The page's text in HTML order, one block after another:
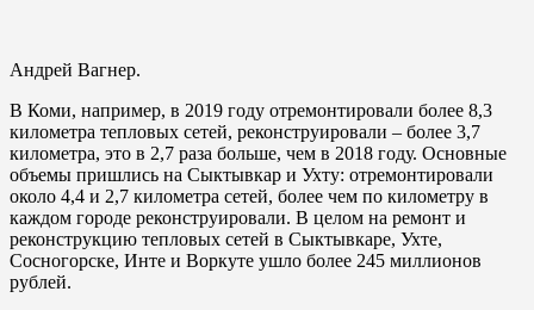
Андрей Вагнер.
В Коми, например, в 2019 году отремонтировали более 8,3
километра тепловых сетей, реконструировали – более 3,7
километра, это в 2,7 раза больше, чем в 2018 году. Основные
объемы пришлись на Сыктывкар и Ухту: отремонтировали
около 4,4 и 2,7 километра сетей, более чем по километру в
каждом городе реконструировали. В целом на ремонт и
реконструкцию тепловых сетей в Сыктывкаре, Ухте,
Сосногорске, Инте и Воркуте ушло более 245 миллионов
рублей.